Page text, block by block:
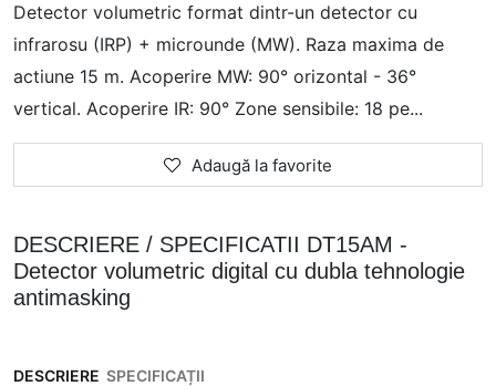
Detector volumetric format dintr-un detector cu
infrarosu (IRP) + microunde (MW). Raza maxima de
actiune 15 m. Acoperire MW: 90° orizontal - 36°
vertical. Acoperire IR: 90° Zone sensibile: 18 pe...
Adaugă la favorite
DESCRIERE / SPECIFICATII DT15AM -
Detector volumetric digital cu dubla tehnologie
antimasking
DESCRIERE SPECIFICAȚII